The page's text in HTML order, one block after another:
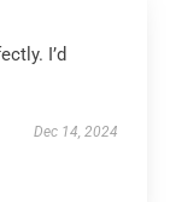
I’d
Dec 14, 2024